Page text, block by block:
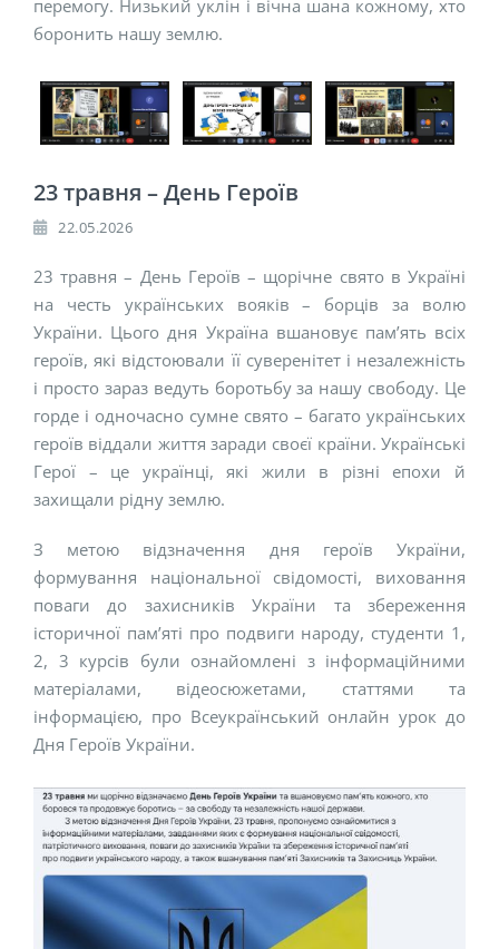
перемогу. Низький уклін і вічна шана кожному, хто
боронить нашу землю.
23 травня – День Героїв
22.05.2026
23 травня – День Героїв – щорічне свято в Україні
на честь українських вояків – борців за волю
України. Цього дня Україна вшановує пам’ять всіх
героїв, які відстоювали її суверенітет і незалежність
і просто зараз ведуть боротьбу за нашу свободу. Це
горде і одночасно сумне свято – багато українських
героїв віддали життя заради своєї країни. Українські
Герої – це українці, які жили в різні епохи й
захищали рідну землю.
З метою відзначення дня героїв України,
формування національної свідомості, виховання
поваги до захисників України та збереження
історичної пам’яті про подвиги народу, студенти 1,
2, 3 курсів були ознайомлені з інформаційними
матеріалами, відеосюжетами, статтями та
інформацією, про Всеукраїнський онлайн урок до
Дня Героїв України.